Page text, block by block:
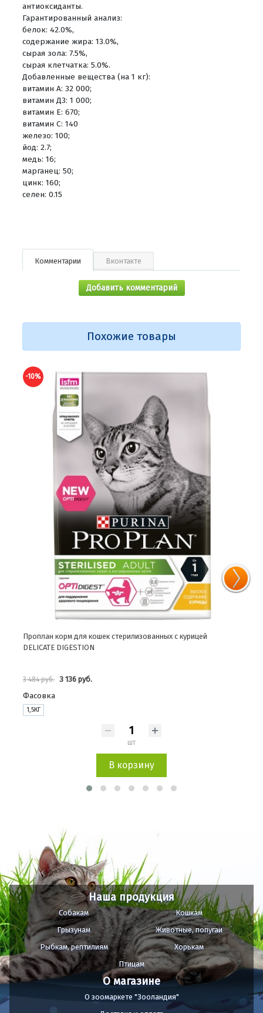
антиоксиданты.
Гарантированный анализ:
белок: 42.0%,
содержание жира: 13.0%,
сырая зола: 7.5%,
сырая клетчатка: 5.0%.
Добавленные вещества (на 1 кг):
витамин А: 32 000;
витамин Д3: 1 000;
витамин E: 670;
витамин C: 140
железо: 100;
йод: 2.7;
медь: 16;
марганец: 50;
цинк: 160;
селен: 0.15
Комментарии Вконтакте
Добавить комментарий
Похожие товары
-10%
Проплан корм для кошек стерилизованных с курицей
DELICATE DIGESTION
3 484 руб. 3 136 руб.
Фасовка
1,5КГ
шт
В корзину
Наша продукция
Собакам
Кошкам
Грызунам
Животные, попугаи
Рыбкам, рептилиям
Хорькам
Птицам
О магазине
О зоомаркете "Зооландия"